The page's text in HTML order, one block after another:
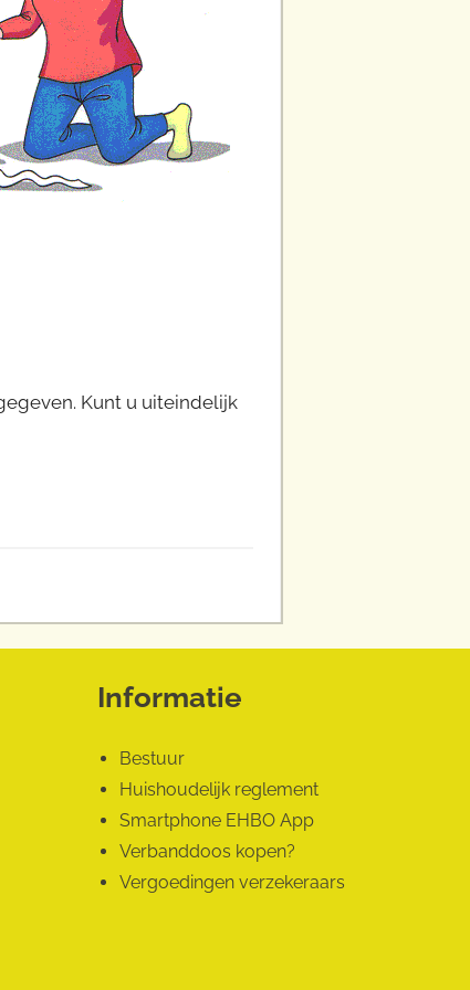
Kunt u uiteindelijk
Informatie
Bestuur
Huishoudelijk reglement
Smartphone EHBO App
Verbanddoos kopen?
Vergoedingen verzekeraars